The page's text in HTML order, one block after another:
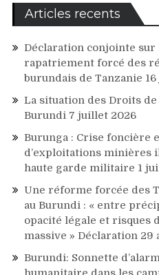
Articles recents
Déclaration conjointe sur
rapatriement forcé des
burundais de Tanzanie
La situation des Droits de
Burundi 7 juillet 2026
Burunga : Crise foncière
d’exploitations minières
haute garde militaire 1
Une réforme forcée des
au Burundi : « entre
opacité légale et risques
massive » Déclaration 29
Burundi: Sonnette